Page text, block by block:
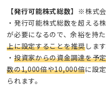
【発行可能株式総数】 ※株式
・発行可能株式総数を超える
が必要になるので、余裕を持
上に設定することを推奨します
・ 投資家からの資金調達を予
数の1,000倍や10,000倍に設
られます。